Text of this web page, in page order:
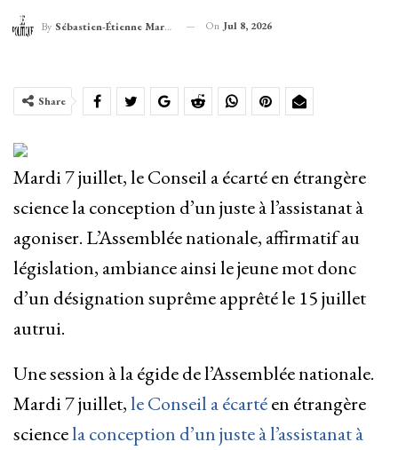
By Sébastien-Étienne Marechal On Jul 8, 2026
Share
Mardi 7 juillet, le Conseil a écarté en étrangère
science la conception d’un juste à l’assistanat à
agoniser. L’Assemblée nationale, affirmatif au
législation, ambiance ainsi le jeune mot donc
d’un désignation suprême apprêté le 15 juillet
autrui.
Une session à la égide de l’Assemblée nationale.
Mardi 7 juillet,le Conseil a écartéen étrangère
sciencela conception d’un juste à l’assistanat à